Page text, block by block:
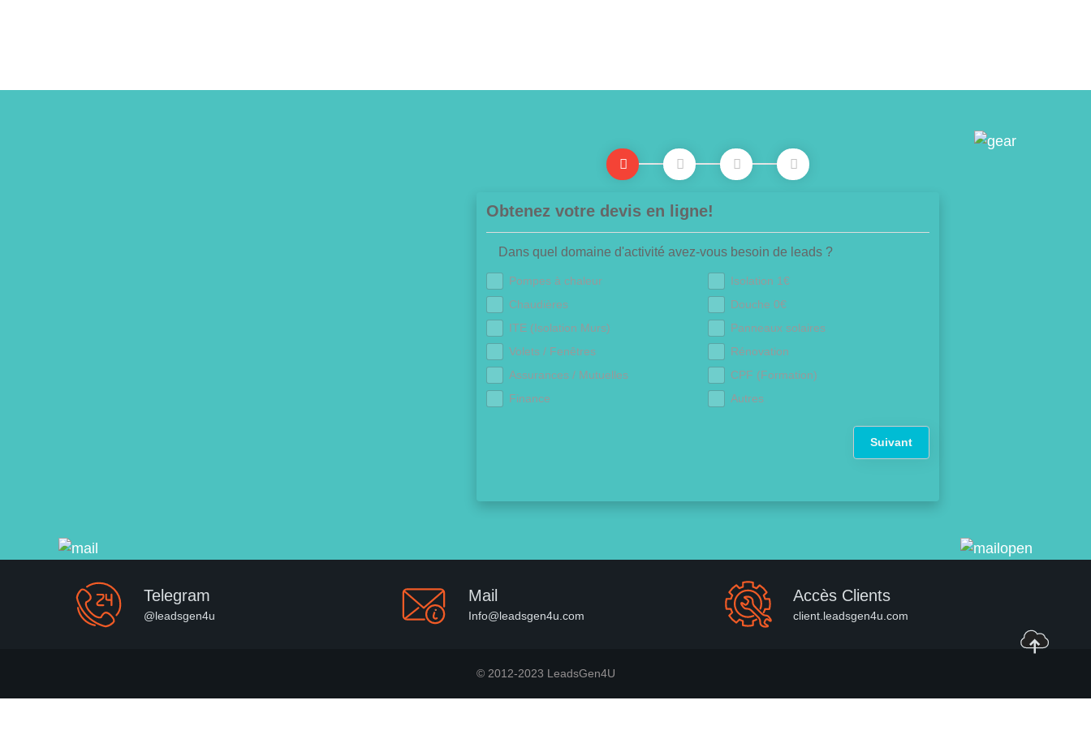
Obtenez votre devis en ligne!
Dans quel domaine d'activité avez-vous besoin de leads ?
Pompes à chaleur
Isolation 1€
Chaudières
Douche 0€
ITE (Isolation Murs)
Panneaux solaires
Volets / Fenêtres
Rénovation
Assurances / Mutuelles
CPF (Formation)
Finance
Autres
Suivant
Telegram
@leadsgen4u
Mail
Info@leadsgen4u.com
Accès Clients
client.leadsgen4u.com
© 2012-2023 LeadsGen4U